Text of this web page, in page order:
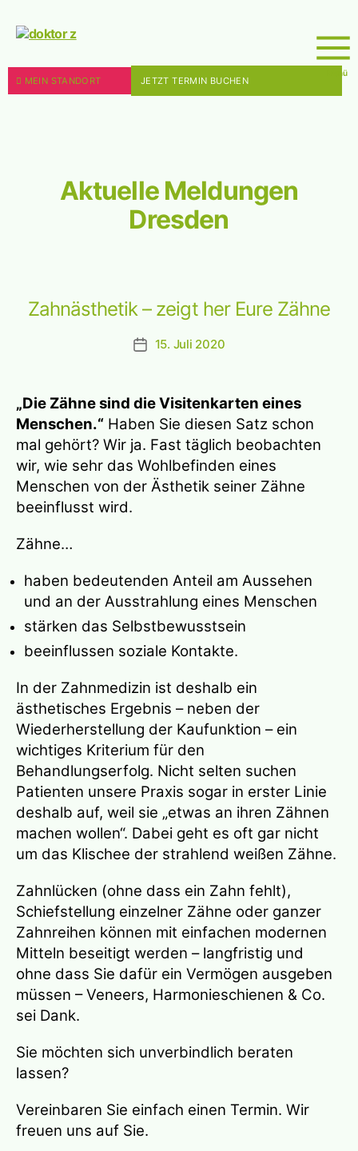
z
Menü
MEIN STANDORT JETZT TERMIN BUCHEN
Aktuelle Meldungen
Dresden
Zahnästhetik – zeigt her Eure Zähne
Beitragsdatum
15. Juli 2020
„Die Zähne sind die Visitenkarten eines
Menschen.“ Haben Sie diesen Satz schon
mal gehört? Wir ja. Fast täglich beobachten
wir, wie sehr das Wohlbefinden eines
Menschen von der Ästhetik seiner Zähne
beeinflusst wird.
Zähne…
haben bedeutenden Anteil am Aussehen
und an der Ausstrahlung eines Menschen
stärken das Selbstbewusstsein
beeinflussen soziale Kontakte.
In der Zahnmedizin ist deshalb ein
ästhetisches Ergebnis – neben der
Wiederherstellung der Kaufunktion – ein
wichtiges Kriterium für den
Behandlungserfolg. Nicht selten suchen
Patienten unsere Praxis sogar in erster Linie
deshalb auf, weil sie „etwas an ihren Zähnen
machen wollen“. Dabei geht es oft gar nicht
um das Klischee der strahlend weißen Zähne.
Zahnlücken (ohne dass ein Zahn fehlt),
Schiefstellung einzelner Zähne oder ganzer
Zahnreihen können mit einfachen modernen
Mitteln beseitigt werden – langfristig und
ohne dass Sie dafür ein Vermögen ausgeben
müssen – Veneers, Harmonieschienen & Co.
sei Dank.
Sie möchten sich unverbindlich beraten
lassen?
Vereinbaren Sie einfach einen Termin. Wir
freuen uns auf Sie.